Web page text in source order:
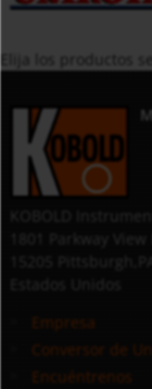
Elija los productos
Empresa
Conversor de
Encuéntrenos